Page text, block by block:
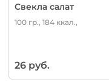
Свекла салат
100 гр., 184 ккал.,
26 руб.